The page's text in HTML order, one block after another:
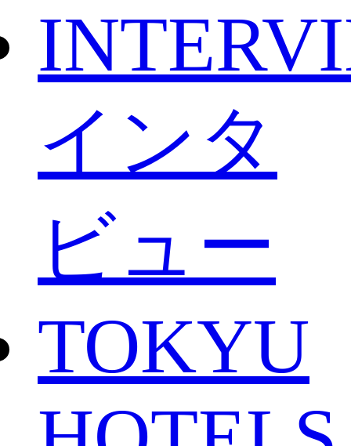
インタ
ビュー
TOKYU